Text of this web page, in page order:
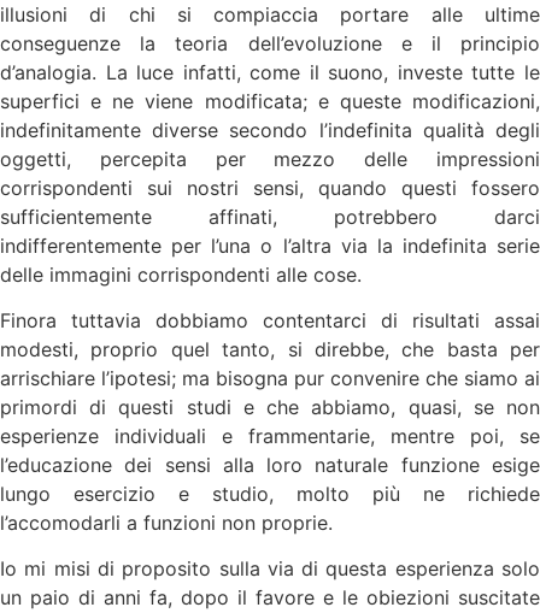
illusioni di chi si compiaccia portare alle ultime
conseguenze la teoria dell’evoluzione e il principio
d’analogia. La luce infatti, come il suono, investe tutte le
superfici e ne viene modificata; e queste modificazioni,
indefinitamente diverse secondo l’indefinita qualità degli
oggetti, percepita per mezzo delle impressioni
corrispondenti sui nostri sensi, quando questi fossero
sufficientemente affinati, potrebbero darci
indifferentemente per l’una o l’altra via la indefinita serie
delle immagini corrispondenti alle cose.
Finora tuttavia dobbiamo contentarci di risultati assai
modesti, proprio quel tanto, si direbbe, che basta per
arrischiare l’ipotesi; ma bisogna pur convenire che siamo ai
primordi di questi studi e che abbiamo, quasi, se non
esperienze individuali e frammentarie, mentre poi, se
l’educazione dei sensi alla loro naturale funzione esige
lungo esercizio e studio, molto più ne richiede
l’accomodarli a funzioni non proprie.
Io mi misi di proposito sulla via di questa esperienza solo
un paio di anni fa, dopo il favore e le obiezioni suscitate